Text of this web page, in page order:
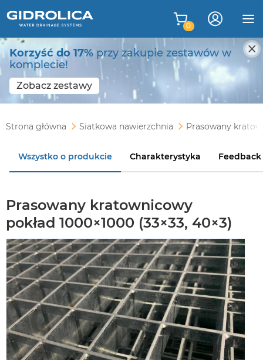
Korzyść do 17% przy zakupie zestawów w
komplecie!
Zobacz zestawy
0
Strona główna Siatkowa nawierzchnia Prasowany
Wszystko o produkcie Charakterystyka
Prasowany kratownicowy
pokład 1000×1000 (33×33, 40×3)